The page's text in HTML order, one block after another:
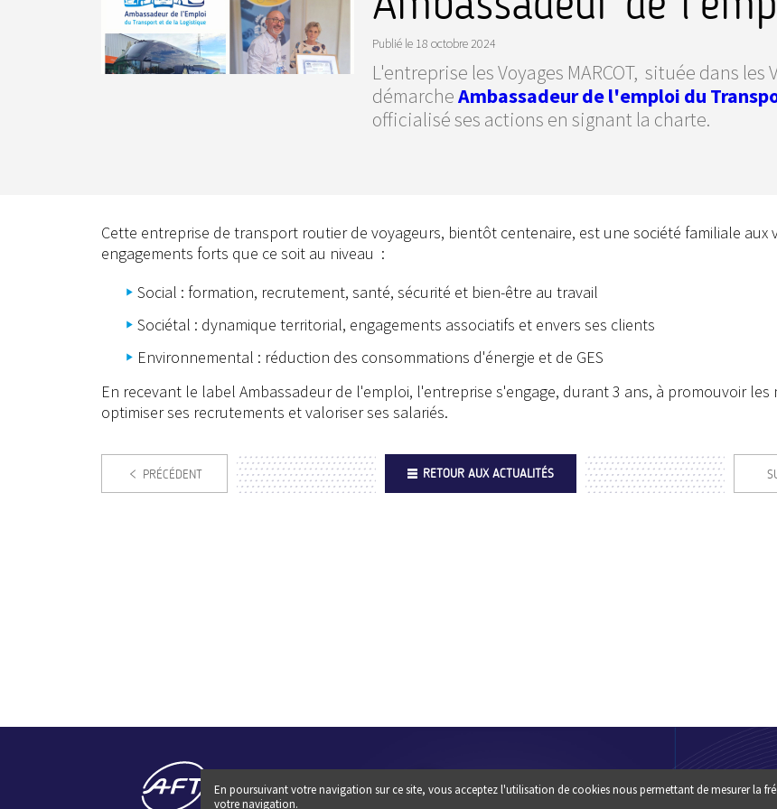
Publié le 18 octobre 2024
L'entreprise les Voyages MARCOT, située dans
démarcheAmbassadeur de l'emploi du
officialisé ses actions en signant la charte.
Cette entreprise de transport routier de voyageurs, bientôt centenaire, est une société familiale aux
engagements forts que ce soit au niveau :
Social : formation, recrutement, santé, sécurité et bien-être au travail
Sociétal : dynamique territorial, engagements associatifs et envers ses clients
Environnemental : réduction des consommations d'énergie et de GES
En recevant le label Ambassadeur de l'emploi, l'entreprise s'engage, durant 3 ans, à promouvoir les
optimiser ses recrutements et valoriser ses salariés.
PRÉCÉDENT RETOUR AUX ACTUALITÉS
Une question ? un conseil :
Footer
QUI
En poursuivant votre navigation sur ce site, vous acceptez l'utilisation de cookies nous permettant de mesurer la
votre navigation.